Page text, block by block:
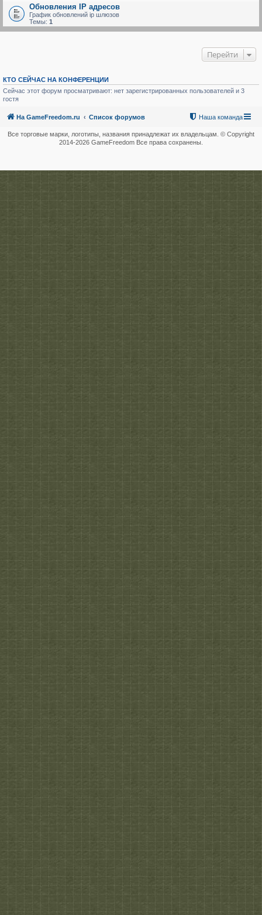
Обновления IP адресов
График обновлений ip шлюзов
Темы: 1
Перейти
КТО СЕЙЧАС НА КОНФЕРЕНЦИИ
Сейчас этот форум просматривают: нет зарегистрированных пользователей и 3
гостя
На GameFreedom.ru Список форумов Наша команда
Все торговые марки, логотипы, названия принадлежат их владельцам. © Copyright
2014-2026 GameFreedom Все права сохранены.